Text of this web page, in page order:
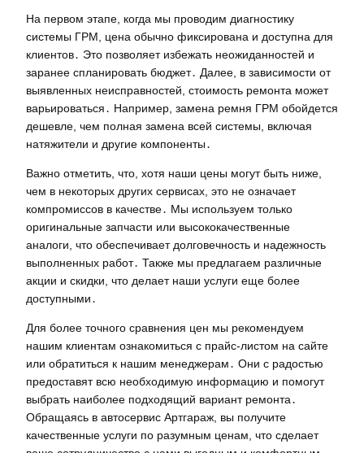
На первом этапе, когда мы проводим диагностику
системы ГРМ, цена обычно фиксирована и доступна для
клиентов․ Это позволяет избежать неожиданностей и
заранее спланировать бюджет․ Далее, в зависимости от
выявленных неисправностей, стоимость ремонта может
варьироваться․ Например, замена ремня ГРМ обойдется
дешевле, чем полная замена всей системы, включая
натяжители и другие компоненты․
Важно отметить, что, хотя наши цены могут быть ниже,
чем в некоторых других сервисах, это не означает
компромиссов в качестве․ Мы используем только
оригинальные запчасти или высококачественные
аналоги, что обеспечивает долговечность и надежность
выполненных работ․ Также мы предлагаем различные
акции и скидки, что делает наши услуги еще более
доступными․
Для более точного сравнения цен мы рекомендуем
нашим клиентам ознакомиться с прайс-листом на сайте
или обратиться к нашим менеджерам․ Они с радостью
предоставят всю необходимую информацию и помогут
выбрать наиболее подходящий вариант ремонта․
Обращаясь в автосервис Артгараж, вы получите
качественные услуги по разумным ценам, что сделает